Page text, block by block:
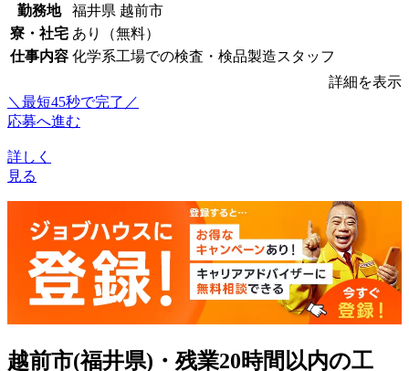
勤務地
福井県 越前市
寮・社宅 あり（無料）
仕事内容 化学系工場での検査・検品製造スタッフ
詳細を表示
＼最短45秒で完了／
応募へ進む
詳しく
見る
越前市(福井県)・残業20時間以内の工